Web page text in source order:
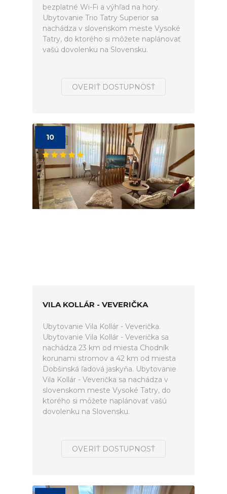
bezplatné Wi-Fi a výhľad na hory.
Ubytovanie Trio Tatry Superior sa
nachádza v slovenskom meste Vysoké
Tatry, do ktorého si môžete naplánovať
vašú dovolenku na Slovensku.
OVERIŤ DOSTUPNOSŤ
10
VILA KOLLÁR - VEVERIČKA
Ubytovanie Vila Kollár - Veverička.
Ubytovanie Vila Kollár - Veverička sa
nachádza 23 km od miesta Chodník
korunami stromov a 42 km od miesta
Dobšinská ľadová jaskyňa. Ubytovanie
Vila Kollár - Veverička sa nachádza v
slovenskom meste Vysoké Tatry, do
ktorého si môžete naplánovať vašú
dovolenku na Slovensku.
OVERIŤ DOSTUPNOSŤ